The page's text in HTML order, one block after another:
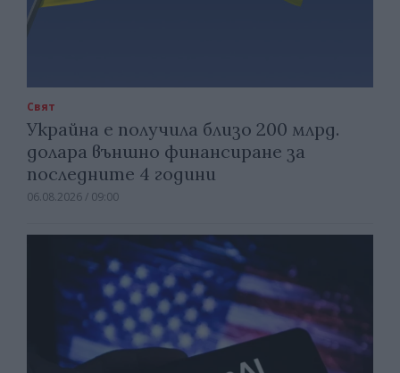
Свят
Украйна е получила близо 200 млрд.
долара външно финансиране за
последните 4 години
06.08.2026 / 09:00